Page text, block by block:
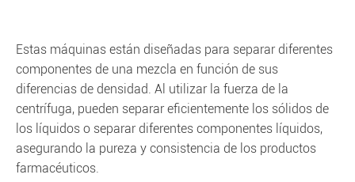
Estas máquinas están diseñadas para separar diferentes
componentes de una mezcla en función de sus
diferencias de densidad. Al utilizar la fuerza de la
centrífuga, pueden separar eficientemente los sólidos de
los líquidos o separar diferentes componentes líquidos,
asegurando la pureza y consistencia de los productos
farmacéuticos.